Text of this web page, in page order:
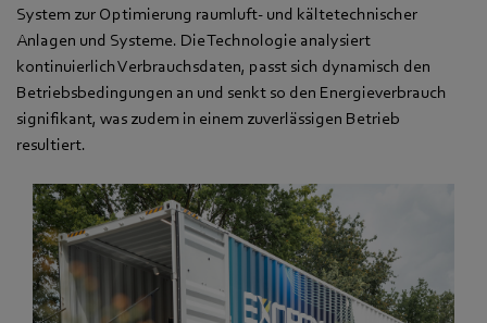
System zur Optimierung raumluft- und kältetechnischer
Anlagen und Systeme. Die Technologie analysiert
kontinuierlich Verbrauchsdaten, passt sich dynamisch den
Betriebsbedingungen an und senkt so den Energieverbrauch
signifikant, was zudem in einem zuverlässigen Betrieb
resultiert.